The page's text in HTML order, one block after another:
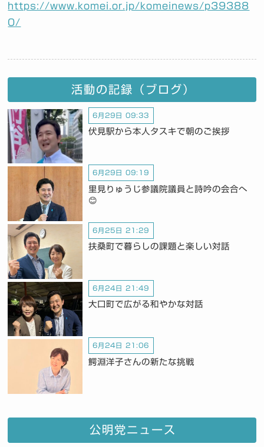
https://www.komei.or.jp/komeinews/p39388
0/
活動の記録（ブログ）
6月29日 09:33
伏見駅から本人タスキで朝のご挨拶
6月29日 09:19
里見りゅうじ参議院議員と詩吟の会合へ
😊
6月25日 21:29
扶桑町で暮らしの課題と楽しい対話
6月24日 21:49
大口町で広がる和やかな対話
6月24日 21:06
鰐淵洋子さんの新たな挑戦
公明党ニュース